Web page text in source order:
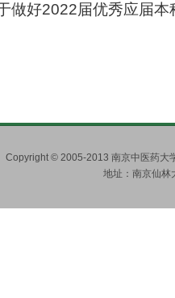
做好2022届优秀应届
Copyright © 2005-2013 南京中医药大
地址：南京仙林